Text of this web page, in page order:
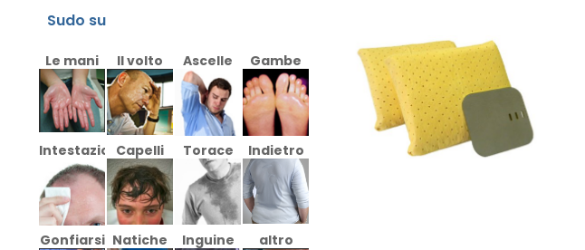
Sudo su
Le mani Il volto Ascelle Gambe
IntestazioneCapelli Torace Indietro
Gonfiarsi Natiche Inguine altro